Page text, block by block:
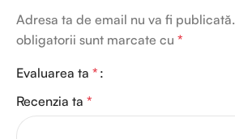
Adresa ta de email nu va fi publicată.
obligatorii sunt marcate cu *
Evaluarea ta *
Recenzia ta *